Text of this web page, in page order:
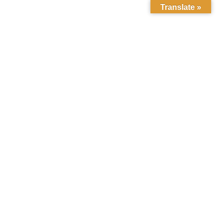
Translate »